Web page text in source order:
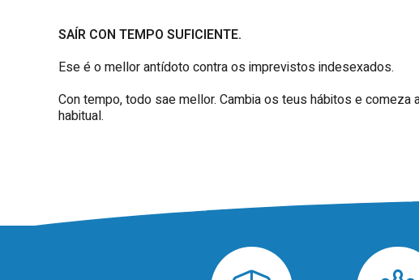
SAÍR CON TEMPO SUFICIENTE.
Ese é o mellor antídoto contra os imprevistos indesexados.
Con tempo, todo sae mellor. Cambia os teus hábitos e
habitual.